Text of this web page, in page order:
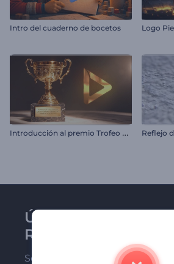
Intro del cuaderno de bocetos Logo
I
ntroducción al premio Trofeo Dorado Reflejo
Únase al boletín de
Renderforest
Sea de los primeros en recibir